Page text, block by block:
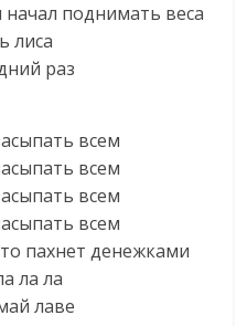
поднимать веса
лиса
раз
всем
всем
всем
всем
пахнет денежками
ла ла
лаве